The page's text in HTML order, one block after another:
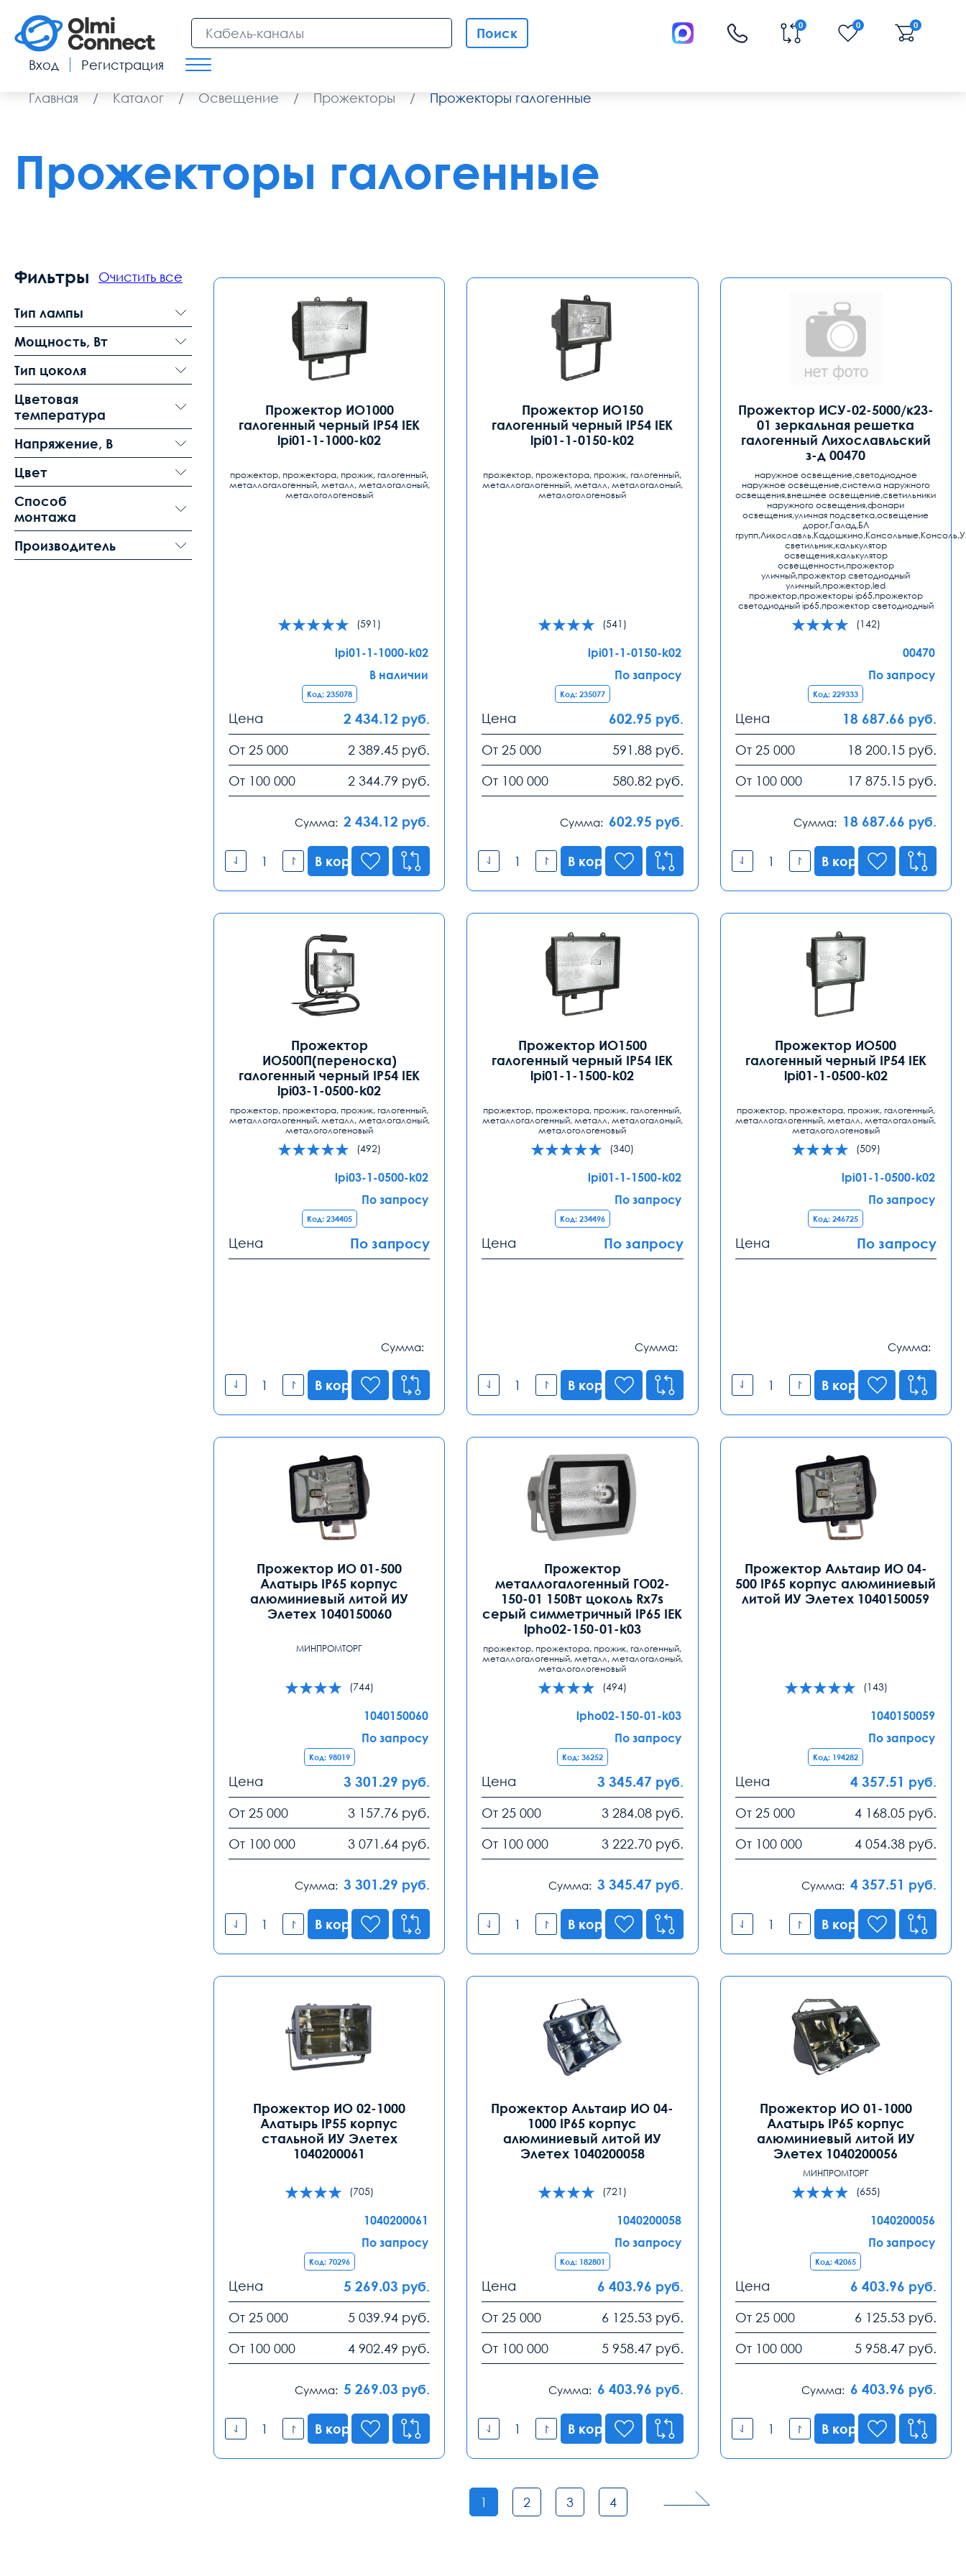
Поиск
0 0 0
Вход Регистрация
Главная / Каталог / Освещение / Прожекторы / Прожекторы галогенные
Прожекторы галогенные
Фильтры Очистить все
Тип лампы
Мощность, Вт
Тип цоколя
Цветовая
температура
Напряжение, В
Цвет
Способ
монтажа
Производитель
Прожектор ИО1000
галогенный черный IP54 IEK
lpi01-1-1000-k02
прожектор, прожектора, прожик, галогенный,
металлогалогенный, металл, металогалоный,
металогологеновый
(591)
lpi01-1-1000-k02
В наличии
Код: 235078
Цена 2 434.12 руб.
От 25 000
2 389.45 руб.
От 100 000
2 344.79 руб.
Сумма: 2 434.12 руб.
В корзину
Прожектор ИО150
галогенный черный IP54 IEK
lpi01-1-0150-k02
прожектор, прожектора, прожик, галогенный,
металлогалогенный, металл, металогалоный,
металогологеновый
(541)
lpi01-1-0150-k02
По запросу
Код: 235077
Цена 602.95 руб.
От 25 000
591.88 руб.
От 100 000
580.82 руб.
Сумма: 602.95 руб.
В корзину
Прожектор ИСУ-02-5000/к23-
01 зеркальная решетка
галогенный Лихославльский
з-д 00470
наружное освещение,светодиодное
наружное освещение,система наружного
освещения,внешнее освещение,светильники
наружного освещения,фонари
освещения,уличная подсветка,освещение
дорог,Галад,БЛ
светильник,калькулятор
освещения,калькулятор
освещенности,прожектор
уличный,прожектор светодиодный
уличный,прожектор,led
прожектор,прожекторы ip65,прожектор
светодиодный ip65,прожектор светодиодный
(142)
00470
По запросу
Код: 229333
Цена 18 687.66 руб.
От 25 000
18 200.15 руб.
От 100 000
17 875.15 руб.
Сумма: 18 687.66 руб.
В корзину
Прожектор
ИО500П(переноска)
галогенный черный IP54 IEK
lpi03-1-0500-k02
прожектор, прожектора, прожик, галогенный,
металлогалогенный, металл, металогалоный,
металогологеновый
(492)
lpi03-1-0500-k02
По запросу
Код: 234405
Цена По запросу
Сумма:
В корзину
Прожектор ИО1500
галогенный черный IP54 IEK
lpi01-1-1500-k02
прожектор, прожектора, прожик, галогенный,
металлогалогенный, металл, металогалоный,
металогологеновый
(340)
lpi01-1-1500-k02
По запросу
Код: 234496
Цена По запросу
Сумма:
В корзину
Прожектор ИО500
галогенный черный IP54 IEK
lpi01-1-0500-k02
прожектор, прожектора, прожик, галогенный,
металлогалогенный, металл, металогалоный,
металогологеновый
(509)
lpi01-1-0500-k02
По запросу
Код: 246725
Цена По запросу
Сумма:
В корзину
Прожектор ИО 01-500
Алатырь IP65 корпус
алюминиевый литой ИУ
Элетех 1040150060
МИНПРОМТОРГ
(744)
1040150060
По запросу
Код: 98019
Цена 3 301.29 руб.
От 25 000
3 157.76 руб.
От 100 000
3 071.64 руб.
Сумма: 3 301.29 руб.
В корзину
Прожектор
металлогалогенный ГО02-
150-01 150Вт цоколь Rx7s
серый симметричный IP65 IEK
lpho02-150-01-k03
прожектор, прожектора, прожик, галогенный,
металлогалогенный, металл, металогалоный,
металогологеновый
(494)
lpho02-150-01-k03
По запросу
Код: 36252
Цена 3 345.47 руб.
От 25 000
3 284.08 руб.
От 100 000
3 222.70 руб.
Сумма: 3 345.47 руб.
В корзину
Прожектор Альтаир ИО 04-
500 IP65 корпус алюминиевый
литой ИУ Элетех 1040150059
(143)
1040150059
По запросу
Код: 194282
Цена 4 357.51 руб.
От 25 000
4 168.05 руб.
От 100 000
4 054.38 руб.
Сумма: 4 357.51 руб.
В корзину
Прожектор ИО 02-1000
Алатырь IP55 корпус
стальной ИУ Элетех
1040200061
(705)
1040200061
По запросу
Код: 70296
Цена 5 269.03 руб.
От 25 000
5 039.94 руб.
От 100 000
4 902.49 руб.
Сумма: 5 269.03 руб.
В корзину
Прожектор Альтаир ИО 04-
1000 IP65 корпус
алюминиевый литой ИУ
Элетех 1040200058
(721)
1040200058
По запросу
Код: 182801
Цена 6 403.96 руб.
От 25 000
6 125.53 руб.
От 100 000
5 958.47 руб.
Сумма: 6 403.96 руб.
В корзину
Прожектор ИО 01-1000
Алатырь IP65 корпус
алюминиевый литой ИУ
Элетех 1040200056
МИНПРОМТОРГ
(655)
1040200056
По запросу
Код: 42065
Цена 6 403.96 руб.
От 25 000
6 125.53 руб.
От 100 000
5 958.47 руб.
Сумма: 6 403.96 руб.
В корзину
1 2 3 4